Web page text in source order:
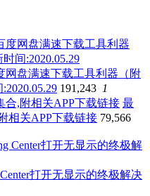
网盘满速下载工具利器（附
191,243 1
最
相关APP下载链接 79,566
打开无显示的终极解决